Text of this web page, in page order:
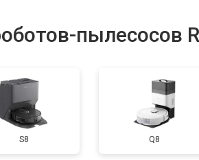
пылесосов
S8 Q8